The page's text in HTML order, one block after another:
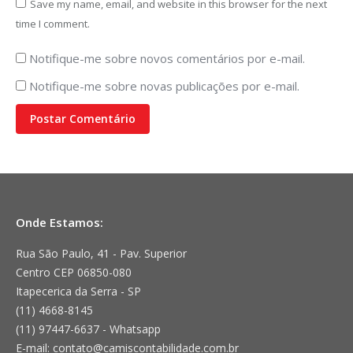
Save my name, email, and website in this browser for the next
time I comment.
Notifique-me sobre novos comentários por e-mail.
Notifique-me sobre novas publicações por e-mail.
Postar Comentário
Onde Estamos:
Rua São Paulo, 41 - Pav. Superior
Centro CEP 06850-080
Itapecerica da Serra - SP
(11) 4668-8145
(11) 97447-6637 - Whatsapp
E-mail: contato@camiscontabilidade.com.br